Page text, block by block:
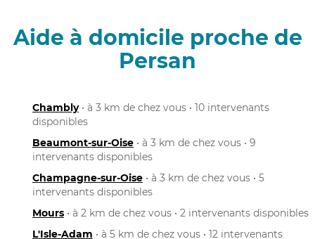
Aide à domicile proche de
Persan
Chambly• à 3 km de chez vous • 10 intervenants
disponibles
Beaumont-sur-Oise • à 3 km de chez vous • 9
intervenants disponibles
Champagne-sur-Oise • à 3 km de chez vous • 5
intervenants disponibles
Mours • à 2 km de chez vous • 2 intervenants disponibles
L'Isle-Adam • à 5 km de chez vous • 12 intervenants